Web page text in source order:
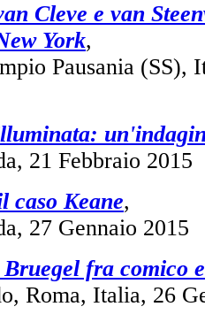
Cleve e van
York,
Pausania (SS),
21 Febbraio 2015
caso Keane,
27 Gennaio 2015
fra comico
Roma, Italia, 26